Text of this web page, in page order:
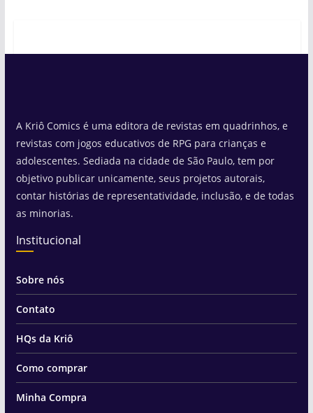
A Kriô Comics é uma editora de revistas em quadrinhos, e
revistas com jogos educativos de RPG para crianças e
adolescentes. Sediada na cidade de São Paulo, tem por
objetivo publicar unicamente, seus projetos autorais,
contar histórias de representatividade, inclusão, e de todas
as minorias.
Institucional
Sobre nós
Contato
HQs da Kriô
Como comprar
Minha Compra